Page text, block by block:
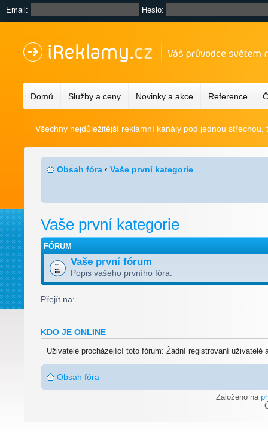
Email: Heslo:
Domů Služby a ceny Novinky a akce Reference
Všechny nejdůležitější reklamní kanály pod jednou střechou,
Obsah fóra ‹ Vaše první kategorie
Vaše první kategorie
FÓRUM
Vaše první fórum
Popis vašeho prvního fóra.
Přejít na:
KDO JE ONLINE
Uživatelé procházející toto fórum: Žádní registrovaní uživatelé
Obsah fóra
Založeno na